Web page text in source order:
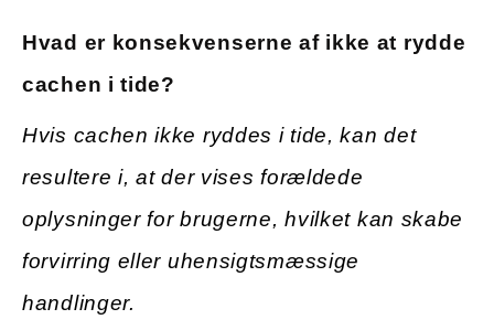
Hvad er konsekvenserne af ikke at rydde
cachen i tide?
Hvis cachen ikke ryddes i tide, kan det
resultere i, at der vises forældede
oplysninger for brugerne, hvilket kan skabe
forvirring eller uhensigtsmæssige
handlinger.